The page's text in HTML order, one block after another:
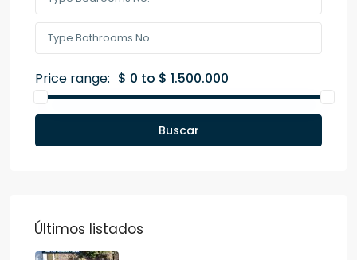
Price range: $ 0 to $ 1.500.000
Buscar
Últimos listados